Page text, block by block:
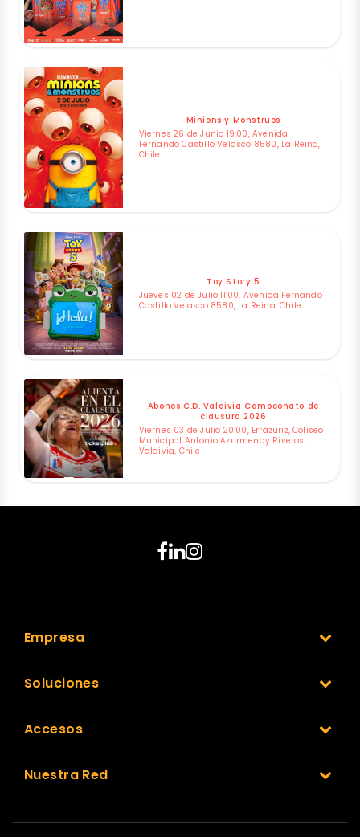
Minions y Monstruos
Viernes 26 de Junio 19:00, Avenida
Fernando Castillo Velasco 8580, La Reina,
Chile
Toy Story 5
Jueves 02 de Julio 11:00, Avenida Fernando
Castillo Velasco 8580, La Reina, Chile
Abonos C.D. Valdivia Campeonato de
clausura 2026
Viernes 03 de Julio 20:00, Errázuriz, Coliseo
Municipal Antonio Azurmendy Riveros,
Valdivia, Chile
Empresa
Soluciones
Accesos
Nuestra Red